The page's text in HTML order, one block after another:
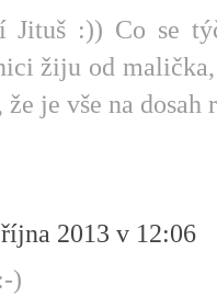
Jituš :)) Co se
žiju od
je vše na dosah
2013 v 12:06
)